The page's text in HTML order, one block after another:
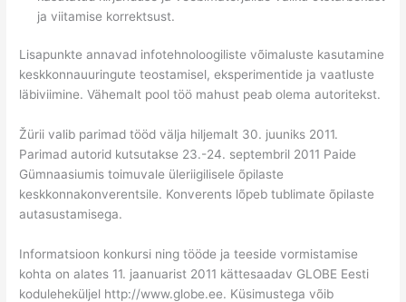
ja viitamise korrektsust.
Lisapunkte annavad infotehnoloogiliste võimaluste kasutamine
keskkonnauuringute teostamisel, eksperimentide ja vaatluste
läbiviimine. Vähemalt pool töö mahust peab olema autoritekst.
Žürii valib parimad tööd välja hiljemalt 30. juuniks 2011.
Parimad autorid kutsutakse 23.-24. septembril 2011 Paide
Gümnaasiumis toimuvale üleriigilisele õpilaste
keskkonnakonverentsile. Konverents lõpeb tublimate õpilaste
autasustamisega.
Informatsioon konkursi ning tööde ja teeside vormistamise
kohta on alates 11. jaanuarist 2011 kättesaadav GLOBE Eesti
koduleheküljel http://www.globe.ee. Küsimustega võib